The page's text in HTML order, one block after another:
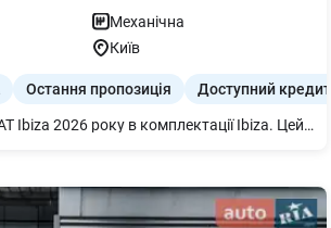
Механічна
Київ
Остання пропозиція Доступний кредит
Представляємо SEAT Ibiza 2026 року в комплектації Ibiza. Цей практичний хетчбек оснащений динамічним бензиновим двигуном 1.6 MPI потужністю 110 к.с. та механічною коробкою передач, що забезпечує зручне керування.